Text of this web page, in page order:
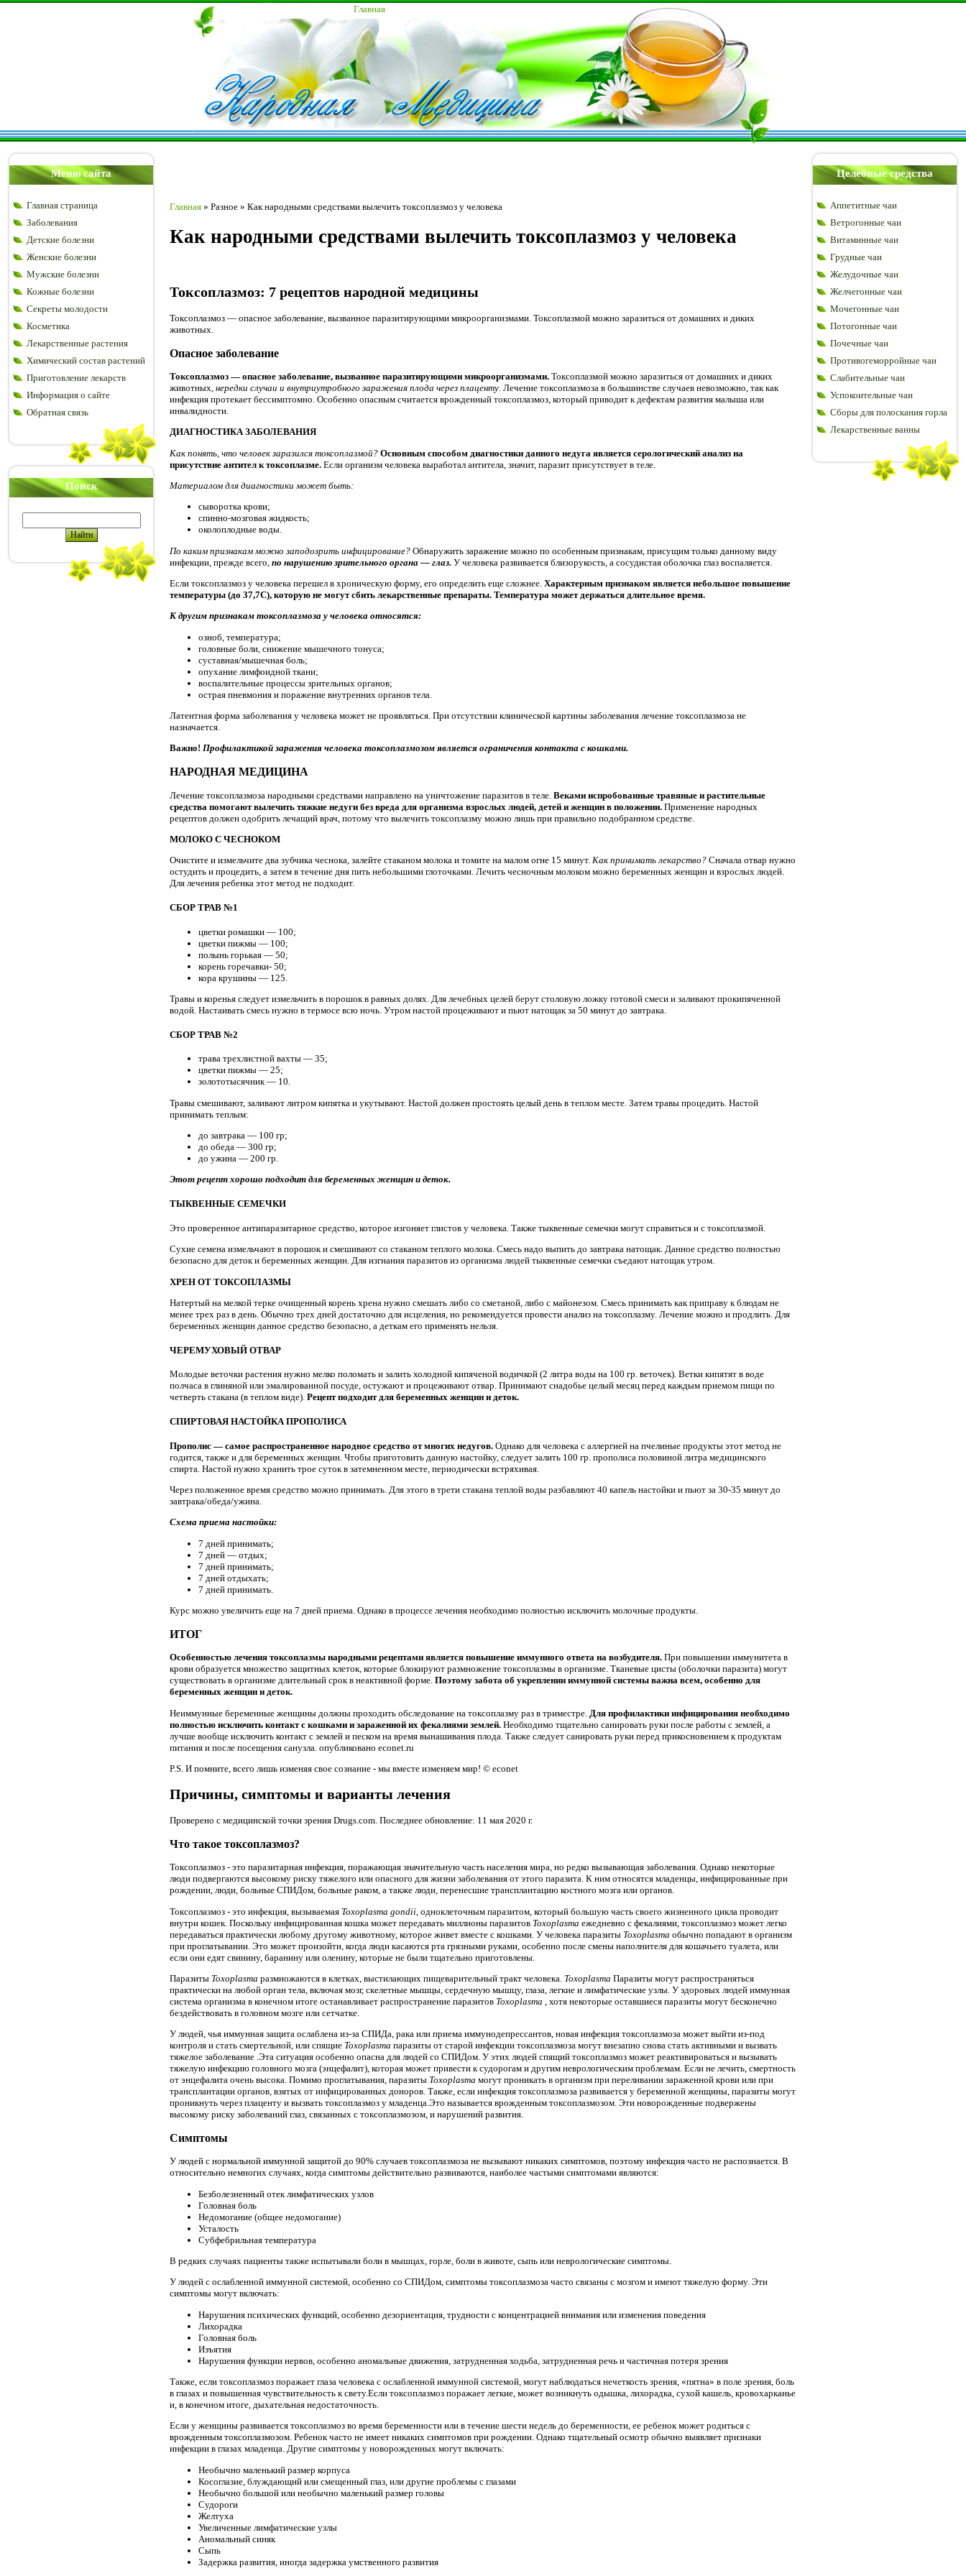
Главная
Меню сайта
Главная страница
Заболевания
Детские болезни
Женские болезни
Мужские болезни
Кожные болезни
Секреты молодости
Косметика
Лекарственные растения
Химический состав растений
Приготовление лекарств
Информация о сайте
Обратная связь
Поиск
Главная » Разное » Как народными средствами вылечить токсоплазмоз у человека
Как народными средствами вылечить токсоплазмоз у человека
Токсоплазмоз: 7 рецептов народной медицины
Токсоплазмоз — опасное заболевание, вызванное паразитирующими микроорганизмами. Токсоплазмой можно заразиться от домашних и диких
животных.
Опасное заболевание
Токсоплазмоз — опасное заболевание, вызванное паразитирующими микроорганизмами. Токсоплазмой можно заразиться от домашних и диких
животных, нередки случаи и внутриутробного заражения плода через плаценту. Лечение токсоплазмоза в большинстве случаев невозможно, так как
инфекция протекает бессимптомно. Особенно опасным считается врожденный токсоплазмоз, который приводит к дефектам развития малыша или
инвалидности.
ДИАГНОСТИКА ЗАБОЛЕВАНИЯ
Как понять, что человек заразился токсоплазмой? Основным способом диагностики данного недуга является серологический анализ на
присутствие антител к токсоплазме. Если организм человека выработал антитела, значит, паразит присутствует в теле.
Материалом для диагностики может быть:
сыворотка крови;
спинно-мозговая жидкость;
околоплодные воды.
По каким признакам можно заподозрить инфицирование? Обнаружить заражение можно по особенным признакам, присущим только данному виду
инфекции, прежде всего, по нарушению зрительного органа — глаз. У человека развивается близорукость, а сосудистая оболочка глаз воспаляется.
Если токсоплазмоз у человека перешел в хроническую форму, его определить еще сложнее. Характерным признаком является небольшое повышение
температуры (до 37,7С), которую не могут сбить лекарственные препараты. Температура может держаться длительное время.
К другим признакам токсоплазмоза у человека относятся:
озноб, температура;
головные боли, снижение мышечного тонуса;
суставная/мышечная боль;
опухание лимфоидной ткани;
воспалительные процессы зрительных органов;
острая пневмония и поражение внутренних органов тела.
Латентная форма заболевания у человека может не проявляться. При отсутствии клинической картины заболевания лечение токсоплазмоза не
назначается.
Важно! Профилактикой заражения человека токсоплазмозом является ограничения контакта с кошками.
НАРОДНАЯ МЕДИЦИНА
Лечение токсоплазмоза народными средствами направлено на уничтожение паразитов в теле. Веками испробованные травяные и растительные
средства помогают вылечить тяжкие недуги без вреда для организма взрослых людей, детей и женщин в положении. Применение народных
рецептов должен одобрить лечащий врач, потому что вылечить токсоплазму можно лишь при правильно подобранном средстве.
МОЛОКО С ЧЕСНОКОМ
Очистите и измельчите два зубчика чеснока, залейте стаканом молока и томите на малом огне 15 минут. Как принимать лекарство? Сначала отвар нужно
остудить и процедить, а затем в течение дня пить небольшими глоточками. Лечить чесночным молоком можно беременных женщин и взрослых людей.
Для лечения ребенка этот метод не подходит.
СБОР ТРАВ №1
цветки ромашки — 100;
цветки пижмы — 100;
полынь горькая — 50;
корень горечавки- 50;
кора крушины — 125.
Травы и коренья следует измельчить в порошок в равных долях. Для лечебных целей берут столовую ложку готовой смеси и заливают прокипяченной
водой. Настаивать смесь нужно в термосе всю ночь. Утром настой процеживают и пьют натощак за 50 минут до завтрака.
СБОР ТРАВ №2
трава трехлистной вахты — 35;
цветки пижмы — 25;
золототысячник — 10.
Травы смешивают, заливают литром кипятка и укутывают. Настой должен простоять целый день в теплом месте. Затем травы процедить. Настой
принимать теплым:
до завтрака — 100 гр;
до обеда — 300 гр;
до ужина — 200 гр.
Этот рецепт хорошо подходит для беременных женщин и деток.
ТЫКВЕННЫЕ СЕМЕЧКИ
Это проверенное антипаразитарное средство, которое изгоняет глистов у человека. Также тыквенные семечки могут справиться и с токсоплазмой.
Сухие семена измельчают в порошок и смешивают со стаканом теплого молока. Смесь надо выпить до завтрака натощак. Данное средство полностью
безопасно для деток и беременных женщин. Для изгнания паразитов из организма людей тыквенные семечки съедают натощак утром.
ХРЕН ОТ ТОКСОПЛАЗМЫ
Натертый на мелкой терке очищенный корень хрена нужно смешать либо со сметаной, либо с майонезом. Смесь принимать как приправу к блюдам не
менее трех раз в день. Обычно трех дней достаточно для исцеления, но рекомендуется провести анализ на токсоплазму. Лечение можно и продлить. Для
беременных женщин данное средство безопасно, а деткам его применять нельзя.
ЧЕРЕМУХОВЫЙ ОТВАР
Молодые веточки растения нужно мелко поломать и залить холодной кипяченой водичкой (2 литра воды на 100 гр. веточек). Ветки кипятят в воде
полчаса в глиняной или эмалированной посуде, остужают и процеживают отвар. Принимают снадобье целый месяц перед каждым приемом пищи по
четверть стакана (в теплом виде). Рецепт подходит для беременных женщин и деток.
СПИРТОВАЯ НАСТОЙКА ПРОПОЛИСА
Прополис — самое распространенное народное средство от многих недугов. Однако для человека с аллергией на пчелиные продукты этот метод не
годится, также и для беременных женщин. Чтобы приготовить данную настойку, следует залить 100 гр. прополиса половиной литра медицинского
спирта. Настой нужно хранить трое суток в затемненном месте, периодически встряхивая.
Через положенное время средство можно принимать. Для этого в трети стакана теплой воды разбавляют 40 капель настойки и пьют за 30-35 минут до
завтрака/обеда/ужина.
Схема приема настойки:
7 дней принимать;
7 дней — отдых;
7 дней принимать;
7 дней отдыхать;
7 дней принимать.
Курс можно увеличить еще на 7 дней приема. Однако в процессе лечения необходимо полностью исключить молочные продукты.
ИТОГ
Особенностью лечения токсоплазмы народными рецептами является повышение иммунного ответа на возбудителя. При повышении иммунитета в
крови образуется множество защитных клеток, которые блокируют размножение токсоплазмы в организме. Тканевые цисты (оболочки паразита) могут
существовать в организме длительный срок в неактивной форме. Поэтому забота об укреплении иммунной системы важна всем, особенно для
беременных женщин и деток.
Неиммунные беременные женщины должны проходить обследование на токсоплазму раз в триместре. Для профилактики инфицирования необходимо
полностью исключить контакт с кошками и зараженной их фекалиями землей. Необходимо тщательно санировать руки после работы с землей, а
лучше вообще исключить контакт с землей и песком на время вынашивания плода. Также следует санировать руки перед прикосновением к продуктам
питания и после посещения санузла. опубликовано econet.ru
P.S. И помните, всего лишь изменяя свое сознание - мы вместе изменяем мир! © econet
Причины, симптомы и варианты лечения
Проверено с медицинской точки зрения Drugs.com. Последнее обновление: 11 мая 2020 г.
Что такое токсоплазмоз?
Токсоплазмоз - это паразитарная инфекция, поражающая значительную часть населения мира, но редко вызывающая заболевания. Однако некоторые
люди подвергаются высокому риску тяжелого или опасного для жизни заболевания от этого паразита. К ним относятся младенцы, инфицированные при
рождении, люди, больные СПИДом, больные раком, а также люди, перенесшие трансплантацию костного мозга или органов.
Токсоплазмоз - это инфекция, вызываемая Toxoplasma gondii, одноклеточным паразитом, который большую часть своего жизненного цикла проводит
внутри кошек. Поскольку инфицированная кошка может передавать миллионы паразитов Toxoplasma ежедневно с фекалиями, токсоплазмоз может легко
передаваться практически любому другому животному, которое живет вместе с кошками. У человека паразиты Toxoplasma обычно попадают в организм
при проглатывании. Это может произойти, когда люди касаются рта грязными руками, особенно после смены наполнителя для кошачьего туалета, или
если они едят свинину, баранину или оленину, которые не были тщательно приготовлены.
Паразиты Toxoplasma размножаются в клетках, выстилающих пищеварительный тракт человека. Toxoplasma Паразиты могут распространяться
практически на любой орган тела, включая мозг, скелетные мышцы, сердечную мышцу, глаза, легкие и лимфатические узлы. У здоровых людей иммунная
система организма в конечном итоге останавливает распространение паразитов Toxoplasma
, хотя некоторые оставшиеся паразиты могут бесконечно
бездействовать в головном мозге или сетчатке.
У людей, чья иммунная защита ослаблена из-за СПИДа, рака или приема иммунодепрессантов, новая инфекция токсоплазмоза может выйти из-под
контроля и стать смертельной, или спящие Toxoplasma паразиты от старой инфекции токсоплазмоза могут внезапно снова стать активными и вызвать
тяжелое заболевание .Эта ситуация особенно опасна для людей со СПИДом. У этих людей спящий токсоплазмоз может реактивироваться и вызывать
тяжелую инфекцию головного мозга (энцефалит), которая может привести к судорогам и другим неврологическим проблемам. Если не лечить, смертность
от энцефалита очень высока. Помимо проглатывания, паразиты Toxoplasma могут проникать в организм при переливании зараженной крови или при
трансплантации органов, взятых от инфицированных доноров. Также, если инфекция токсоплазмоза развивается у беременной женщины, паразиты могут
проникнуть через плаценту и вызвать токсоплазмоз у младенца.Это называется врожденным токсоплазмозом. Эти новорожденные подвержены
высокому риску заболеваний глаз, связанных с токсоплазмозом, и нарушений развития.
Симптомы
У людей с нормальной иммунной защитой до 90% случаев токсоплазмоза не вызывают никаких симптомов, поэтому инфекция часто не распознается. В
относительно немногих случаях, когда симптомы действительно развиваются, наиболее частыми симптомами являются:
Безболезненный отек лимфатических узлов
Головная боль
Недомогание (общее недомогание)
Усталость
Субфебрильная температура
В редких случаях пациенты также испытывали боли в мышцах, горле, боли в животе, сыпь или неврологические симптомы.
У людей с ослабленной иммунной системой, особенно со СПИДом, симптомы токсоплазмоза часто связаны с мозгом и имеют тяжелую форму. Эти
симптомы могут включать:
Нарушения психических функций, особенно дезориентация, трудности с концентрацией внимания или изменения поведения
Лихорадка
Головная боль
Изъятия
Нарушения функции нервов, особенно аномальные движения, затрудненная ходьба, затрудненная речь и частичная потеря зрения
Также, если токсоплазмоз поражает глаза человека с ослабленной иммунной системой, могут наблюдаться нечеткость зрения, «пятна» в поле зрения, боль
в глазах и повышенная чувствительность к свету.Если токсоплазмоз поражает легкие, может возникнуть одышка, лихорадка, сухой кашель, кровохарканье
и, в конечном итоге, дыхательная недостаточность.
Если у женщины развивается токсоплазмоз во время беременности или в течение шести недель до беременности, ее ребенок может родиться с
врожденным токсоплазмозом. Ребенок часто не имеет никаких симптомов при рождении. Однако тщательный осмотр обычно выявляет признаки
инфекции в глазах младенца. Другие симптомы у новорожденных могут включать:
Необычно маленький размер корпуса
Косоглазие, блуждающий или смещенный глаз, или другие проблемы с глазами
Необычно большой или необычно маленький размер головы
Судороги
Желтуха
Увеличенные лимфатические узлы
Аномальный синяк
Сыпь
Задержка развития, иногда задержка умственного развития
Целебные средства
Аппетитные чаи
Ветрогонные чаи
Витаминные чаи
Грудные чаи
Желудочные чаи
Желчегонные чаи
Мочегонные чаи
Потогонные чаи
Почечные чаи
Противогеморройные чаи
Слабительные чаи
Успокоительные чаи
Сборы для полоскания горла
Лекарственные ванны